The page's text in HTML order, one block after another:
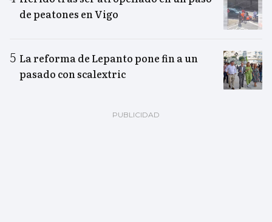
de peatones en Vigo
La reforma de Lepanto pone fin a un
pasado con scalextric